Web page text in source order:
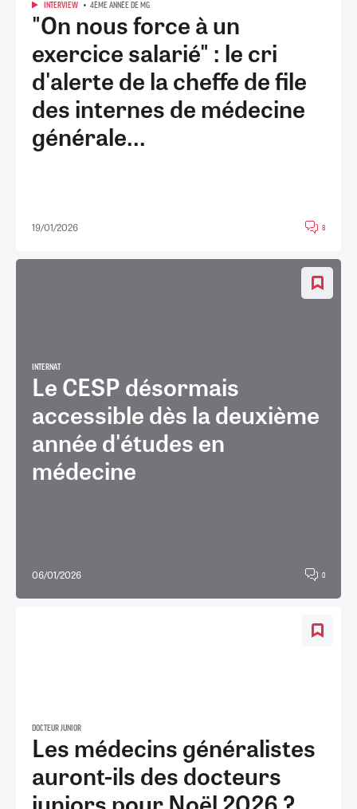
INTERVIEW 4ÈME ANNÉE DE MG
"On nous force à un
exercice salarié" : le cri
d'alerte de la cheffe de file
des internes de médecine
générale...
19/01/2026 8
INTERNAT
Le CESP désormais
accessible dès la deuxième
année d'études en
médecine
06/01/2026 0
DOCTEUR JUNIOR
Les médecins généralistes
auront-ils des docteurs